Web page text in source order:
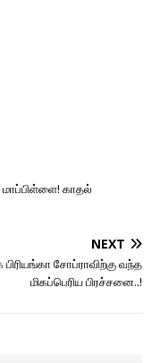
காதல்
NEXT
சோப்ராவிற்கு வந்த
மிகப்பெரிய பிரச்சனை..!